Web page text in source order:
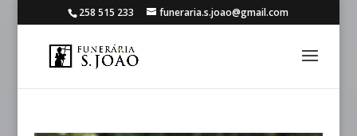
258 515 233 funeraria.s.joao@gmail.com